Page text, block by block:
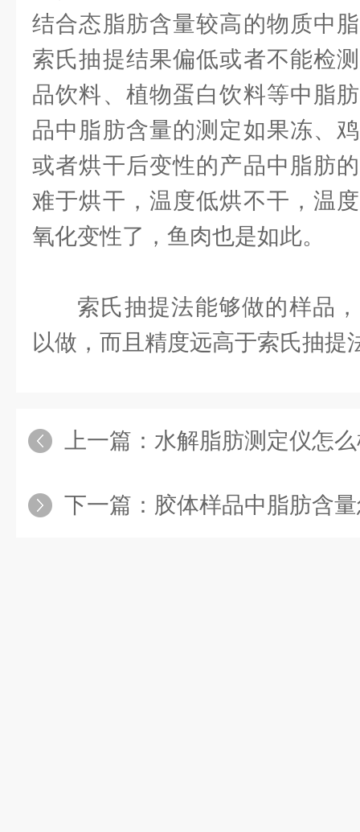
结合态脂肪含量较高的物质中
索氏抽提结果偏低或者不能检
品饮料、植物蛋白饮料等中脂
品中脂肪含量的测定如果冻、
或者烘干后变性的产品中脂肪
难于烘干，温度低烘不干，温
氧化变性了，鱼肉也是如此。
索氏抽提法能够做的样品
以做，而且精度远高于索氏抽提
上一篇： 水解脂肪测定仪怎
下一篇： 胶体样品中脂肪含